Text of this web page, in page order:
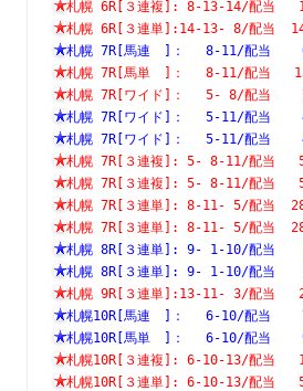
札幌 6R[３連複]: 8-13-14/
札幌 6R[３連単]:14-13- 8/配
札幌 7R[馬連　]：　 8-11/配
札幌 7R[馬単　]：　 8-11/配
札幌 7R[ワイド]：　 5- 8/
札幌 7R[ワイド]：　 5-11/
札幌 7R[ワイド]：　 5-11/配
札幌 7R[３連複]: 5- 8-11/配
札幌 7R[３連複]: 5- 8-11/配
札幌 7R[３連単]: 8-11- 5/配
札幌 7R[３連単]: 8-11- 5/配
札幌 8R[３連単]: 9- 1-
札幌 8R[３連単]: 9- 1-10/
札幌 9R[３連単]:13-11- 3/配当
札幌10R[馬連　]：　 6-10/配当
札幌10R[馬単　]：　 6-10/配当
札幌10R[３連複]: 6-10-13/配当
札幌10R[３連単]: 6-10-13/配当